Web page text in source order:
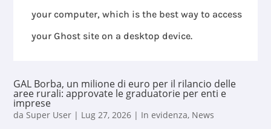
your computer, which is the best way to access
your Ghost site on a desktop device.
GAL Borba, un milione di euro per il rilancio delle
aree rurali: approvate le graduatorie per enti e
imprese
da Super User | Lug 27, 2026 | In evidenza, News